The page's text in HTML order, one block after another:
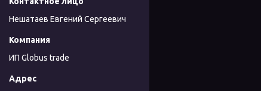
Нешатаев Евгений Сергеевич
ИП Globus trade